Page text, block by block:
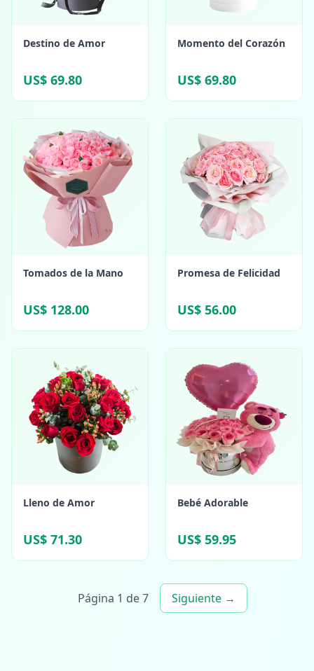
Destino de Amor
US$ 69.80
Momento del Corazón
US$ 69.80
Tomados de la Mano
US$ 128.00
Promesa de Felicidad
US$ 56.00
Lleno de Amor
US$ 71.30
Bebé Adorable
US$ 59.95
Página 1 de 7 Siguiente →